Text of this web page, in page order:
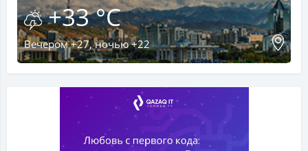
+33 °C
Вечером +27, ночью +22